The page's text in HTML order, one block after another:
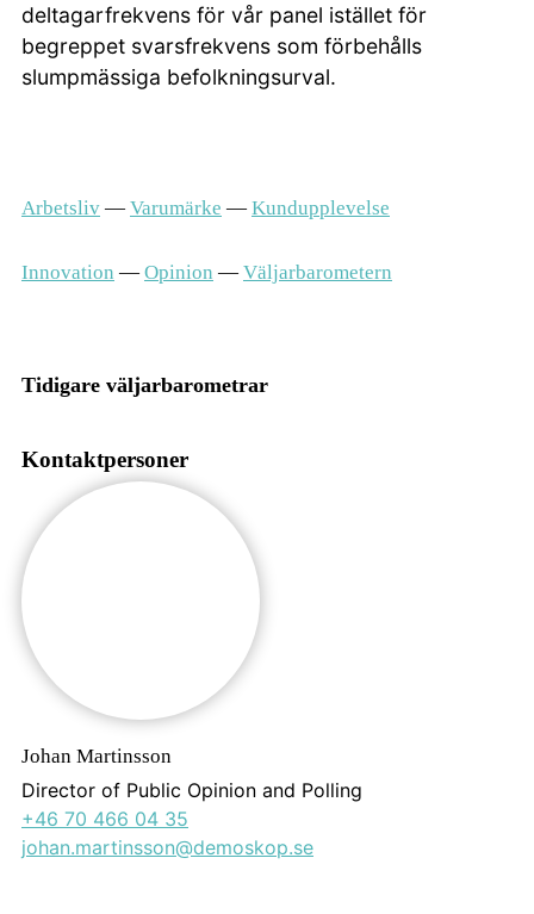
deltagarfrekvens för vår panel istället för
begreppet svarsfrekvens som förbehålls
slumpmässiga befolkningsurval.
Arbetsliv — Varumärke — Kundupplevelse
Innovation — Opinion — Väljarbarometern
Tidigare väljarbarometrar
Kontaktpersoner
Johan Martinsson
Director of Public Opinion and Polling
+46 70 466 04 35
johan.martinsson@demoskop.se